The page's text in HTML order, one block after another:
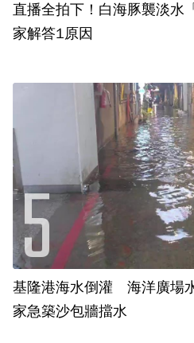
直播全拍下！白海豚襲淡水
家解答1原因
基隆港海水倒灌 海洋廣場
家急築沙包牆擋水